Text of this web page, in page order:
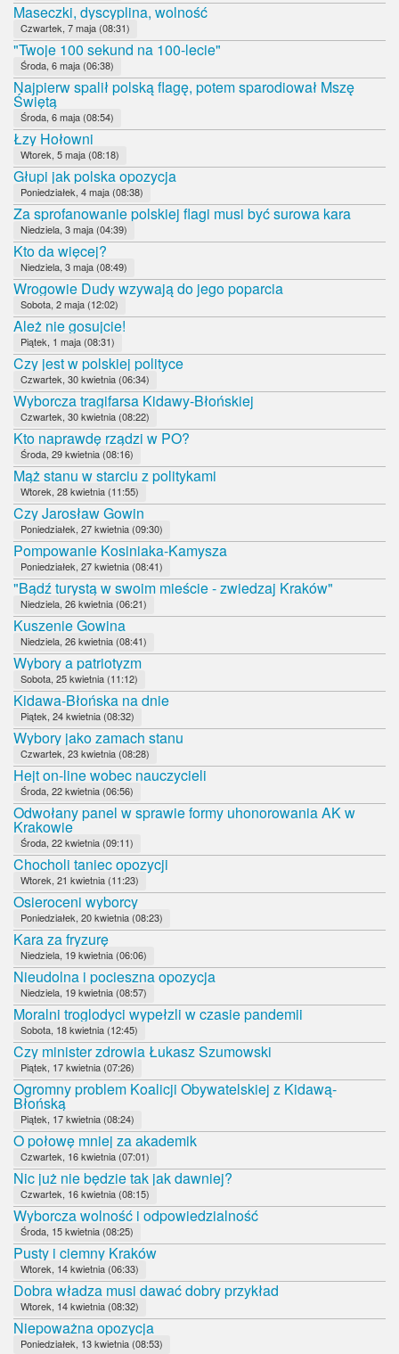
Maseczki, dyscyplina, wolność
Czwartek, 7 maja (08:31)
"Twoje 100 sekund na 100-lecie"
Środa, 6 maja (06:38)
Najpierw spalił polską flagę, potem sparodiował Mszę
Świętą
Środa, 6 maja (08:54)
Łzy Hołowni
Wtorek, 5 maja (08:18)
Głupi jak polska opozycja
Poniedziałek, 4 maja (08:38)
Za sprofanowanie polskiej flagi musi być surowa kara
Niedziela, 3 maja (04:39)
Kto da więcej?
Niedziela, 3 maja (08:49)
Wrogowie Dudy wzywają do jego poparcia
Sobota, 2 maja (12:02)
Ależ nie gosujcie!
Piątek, 1 maja (08:31)
Czy jest w polskiej polityce
Czwartek, 30 kwietnia (06:34)
Wyborcza tragifarsa Kidawy-Błońskiej
Czwartek, 30 kwietnia (08:22)
Kto naprawdę rządzi w PO?
Środa, 29 kwietnia (08:16)
Mąż stanu w starciu z politykami
Wtorek, 28 kwietnia (11:55)
Czy Jarosław Gowin
Poniedziałek, 27 kwietnia (09:30)
Pompowanie Kosiniaka-Kamysza
Poniedziałek, 27 kwietnia (08:41)
"Bądź turystą w swoim mieście - zwiedzaj Kraków"
Niedziela, 26 kwietnia (06:21)
Kuszenie Gowina
Niedziela, 26 kwietnia (08:41)
Wybory a patriotyzm
Sobota, 25 kwietnia (11:12)
Kidawa-Błońska na dnie
Piątek, 24 kwietnia (08:32)
Wybory jako zamach stanu
Czwartek, 23 kwietnia (08:28)
Hejt on-line wobec nauczycieli
Środa, 22 kwietnia (06:56)
Odwołany panel w sprawie formy uhonorowania AK w
Krakowie
Środa, 22 kwietnia (09:11)
Chocholi taniec opozycji
Wtorek, 21 kwietnia (11:23)
Osieroceni wyborcy
Poniedziałek, 20 kwietnia (08:23)
Kara za fryzurę
Niedziela, 19 kwietnia (06:06)
Nieudolna i pocieszna opozycja
Niedziela, 19 kwietnia (08:57)
Moralni troglodyci wypełzli w czasie pandemii
Sobota, 18 kwietnia (12:45)
Czy minister zdrowia Łukasz Szumowski
Piątek, 17 kwietnia (07:26)
Ogromny problem Koalicji Obywatelskiej z Kidawą-
Błońską
Piątek, 17 kwietnia (08:24)
O połowę mniej za akademik
Czwartek, 16 kwietnia (07:01)
Nic już nie będzie tak jak dawniej?
Czwartek, 16 kwietnia (08:15)
Wyborcza wolność i odpowiedzialność
Środa, 15 kwietnia (08:25)
Pusty i ciemny Kraków
Wtorek, 14 kwietnia (06:33)
Dobra władza musi dawać dobry przykład
Wtorek, 14 kwietnia (08:32)
Niepoważna opozycja
Poniedziałek, 13 kwietnia (08:53)